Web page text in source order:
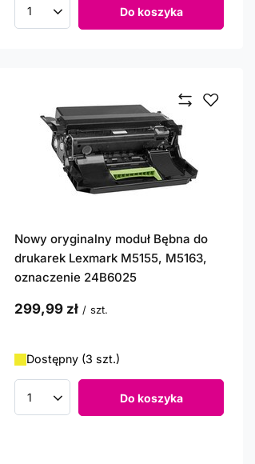
Ilość produktów Do koszyka
Nowy oryginalny moduł Bębna do
drukarek Lexmark M5155, M5163,
oznaczenie 24B6025
299,99 zł / szt.
Dostępny (3 szt.)
Ilość produktów Do koszyka